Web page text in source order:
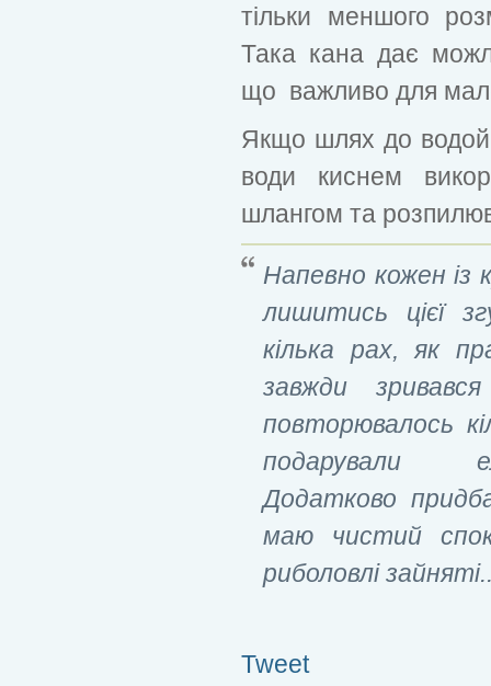
тільки меншого
Така кана дає
що важливо для
Якщо шлях до
води киснем
шлангом та
Напевно кожен із
лишитись цієї
кілька рах, як
завжди
повторювалось
подарували
Додатково
маю чистий
риболовлі
Tweet